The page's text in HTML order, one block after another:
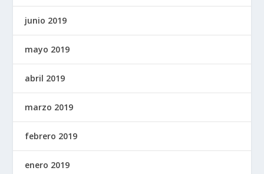
junio 2019
mayo 2019
abril 2019
marzo 2019
febrero 2019
enero 2019